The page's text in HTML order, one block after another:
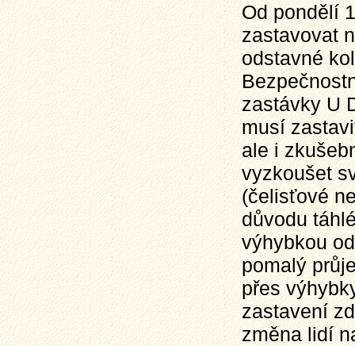
Od pondělí
zastavovat
odstavné
zastávky U
musí
ale i
vyzkoušet
(čelisťové
důvodu
výhybkou
pomalý
přes
zastavení
změna lidí